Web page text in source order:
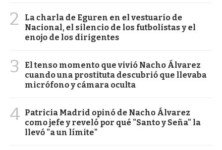
2
La charla de Eguren en el vestuario de
Nacional, el silencio de los futbolistas y el
enojo de los dirigentes
3
El tenso momento que vivió Nacho Álvarez
cuando una prostituta descubrió que llevaba
micrófono y cámara oculta
4 Patricia Madrid opinó de Nacho Álvarez
como jefe y reveló por qué "Santo y Seña" la
llevó "a un límite"